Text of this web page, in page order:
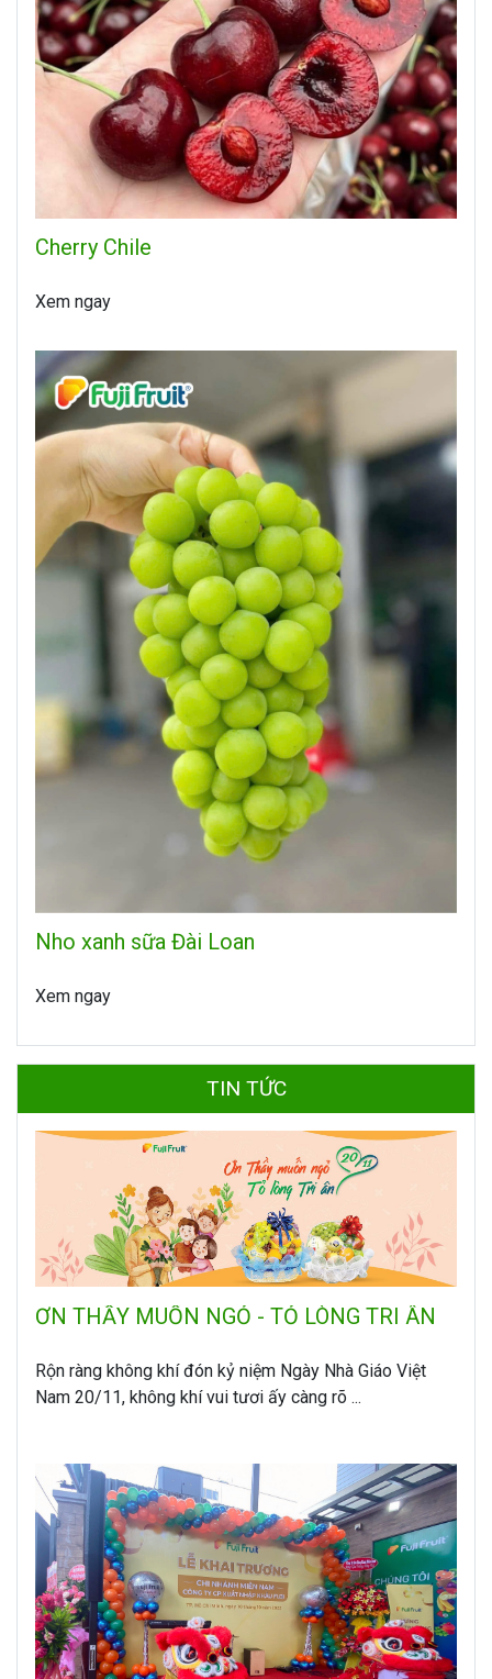
Cherry Chile
Xem ngay
Nho xanh sữa Đài Loan
Xem ngay
TIN TỨC
ƠN THẦY MUỐN NGỎ - TỎ LÒNG TRI ÂN
Rộn ràng không khí đón kỷ niệm Ngày Nhà Giáo Việt
Nam 20/11, không khí vui tươi ấy càng rõ ...